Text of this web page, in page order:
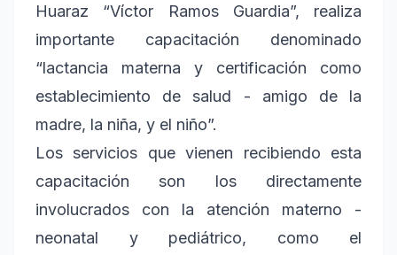
Huaraz “Víctor Ramos Guardia”, realiza
importante capacitación denominado
“lactancia materna y certificación como
establecimiento de salud - amigo de la
madre, la niña, y el niño”.
Los servicios que vienen recibiendo esta
capacitación son los directamente
involucrados con la atención materno -
neonatal y pediátrico, como el